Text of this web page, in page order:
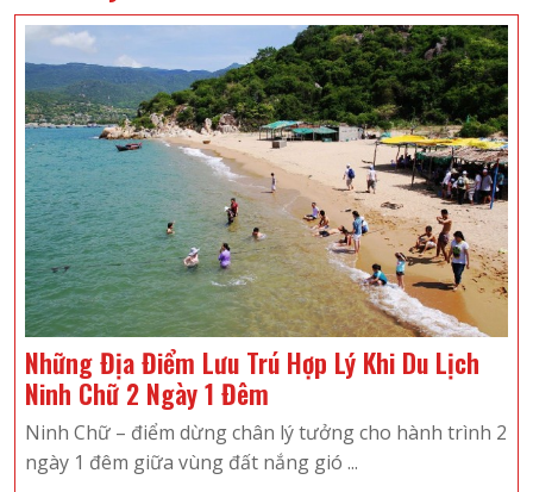
Những Địa Điểm Lưu Trú Hợp Lý Khi Du Lịch
Ninh Chữ 2 Ngày 1 Đêm Những
Địa
Điểm
Lưu
Ninh Chữ – điểm dừng chân lý tưởng cho hành trình 2
ngày 1 đêm giữa vùng đất nắng gió ...